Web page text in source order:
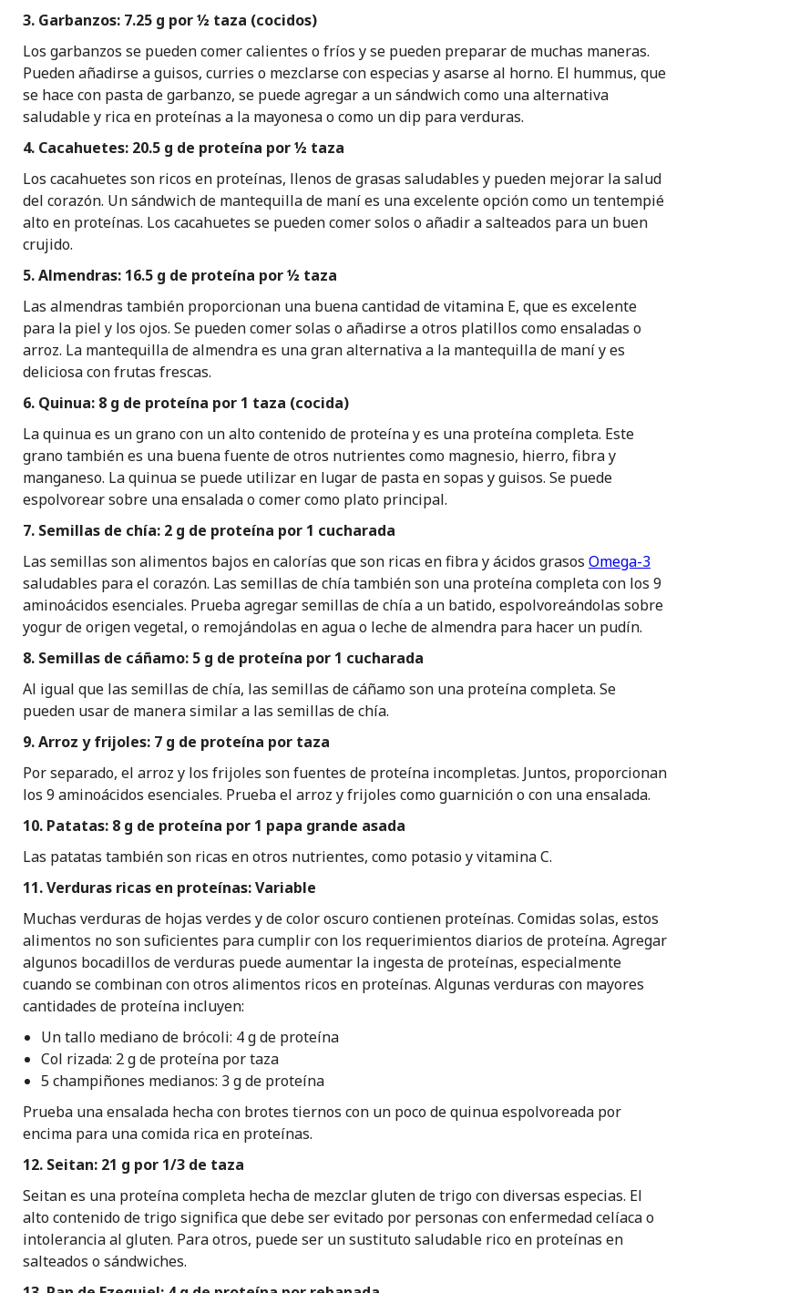
3. Garbanzos: 7.25 g por ½ taza (cocidos)
Los garbanzos se pueden comer calientes o fríos y se pueden preparar de muchas maneras.
Pueden añadirse a guisos, curries o mezclarse con especias y asarse al horno. El hummus, que
se hace con pasta de garbanzo, se puede agregar a un sándwich como una alternativa
saludable y rica en proteínas a la mayonesa o como un dip para verduras.
4. Cacahuetes: 20.5 g de proteína por ½ taza
Los cacahuetes son ricos en proteínas, llenos de grasas saludables y pueden mejorar la salud
del corazón. Un sándwich de mantequilla de maní es una excelente opción como un tentempié
alto en proteínas. Los cacahuetes se pueden comer solos o añadir a salteados para un buen
crujido.
5. Almendras: 16.5 g de proteína por ½ taza
Las almendras también proporcionan una buena cantidad de vitamina E, que es excelente
para la piel y los ojos. Se pueden comer solas o añadirse a otros platillos como ensaladas o
arroz. La mantequilla de almendra es una gran alternativa a la mantequilla de maní y es
deliciosa con frutas frescas.
6. Quinua: 8 g de proteína por 1 taza (cocida)
La quinua es un grano con un alto contenido de proteína y es una proteína completa. Este
grano también es una buena fuente de otros nutrientes como magnesio, hierro, fibra y
manganeso. La quinua se puede utilizar en lugar de pasta en sopas y guisos. Se puede
espolvorear sobre una ensalada o comer como plato principal.
7. Semillas de chía: 2 g de proteína por 1 cucharada
Las semillas son alimentos bajos en calorías que son ricas en fibra y ácidos grasos Omega-3
saludables para el corazón. Las semillas de chía también son una proteína completa con los 9
aminoácidos esenciales. Prueba agregar semillas de chía a un batido, espolvoreándolas sobre
yogur de origen vegetal, o remojándolas en agua o leche de almendra para hacer un pudín.
8. Semillas de cáñamo: 5 g de proteína por 1 cucharada
Al igual que las semillas de chía, las semillas de cáñamo son una proteína completa. Se
pueden usar de manera similar a las semillas de chía.
9. Arroz y frijoles: 7 g de proteína por taza
Por separado, el arroz y los frijoles son fuentes de proteína incompletas. Juntos, proporcionan
los 9 aminoácidos esenciales. Prueba el arroz y frijoles como guarnición o con una ensalada.
10. Patatas: 8 g de proteína por 1 papa grande asada
Las patatas también son ricas en otros nutrientes, como potasio y vitamina C.
11. Verduras ricas en proteínas: Variable
Muchas verduras de hojas verdes y de color oscuro contienen proteínas. Comidas solas, estos
alimentos no son suficientes para cumplir con los requerimientos diarios de proteína. Agregar
algunos bocadillos de verduras puede aumentar la ingesta de proteínas, especialmente
cuando se combinan con otros alimentos ricos en proteínas. Algunas verduras con mayores
cantidades de proteína incluyen:
Un tallo mediano de brócoli: 4 g de proteína
Col rizada: 2 g de proteína por taza
5 champiñones medianos: 3 g de proteína
Prueba una ensalada hecha con brotes tiernos con un poco de quinua espolvoreada por
encima para una comida rica en proteínas.
12. Seitan: 21 g por 1/3 de taza
Seitan es una proteína completa hecha de mezclar gluten de trigo con diversas especias. El
alto contenido de trigo significa que debe ser evitado por personas con enfermedad celíaca o
intolerancia al gluten. Para otros, puede ser un sustituto saludable rico en proteínas en
salteados o sándwiches.